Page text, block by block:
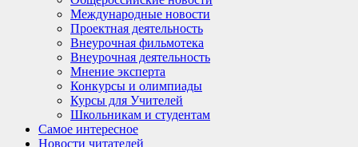
Международные новости
Проектная деятельность
Внеурочная фильмотека
Внеурочная деятельность
Мнение эксперта
Конкурсы и олимпиады
Курсы для Учителей
Школьникам и студентам
Самое интересное
Новости читателей